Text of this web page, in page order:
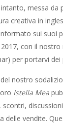
messa da
creativa in
sui suoi
con il
per portarvi
del nostro
Istella Mea
scontri,
delle vendite.